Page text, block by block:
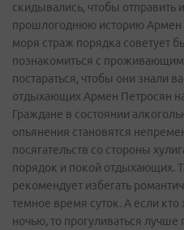
скидывались, чтобы отправить
прошлогоднюю историю
моря страж порядка советует
познакомиться с
постараться, чтобы они знали
отдыхающих Армен Петросян
Граждане в состоянии
опьянения становятся
посягательств со стороны
порядок и покой отдыхающих.
рекомендует избегать
темное время суток. А если
ночью, то прогуливаться лучше